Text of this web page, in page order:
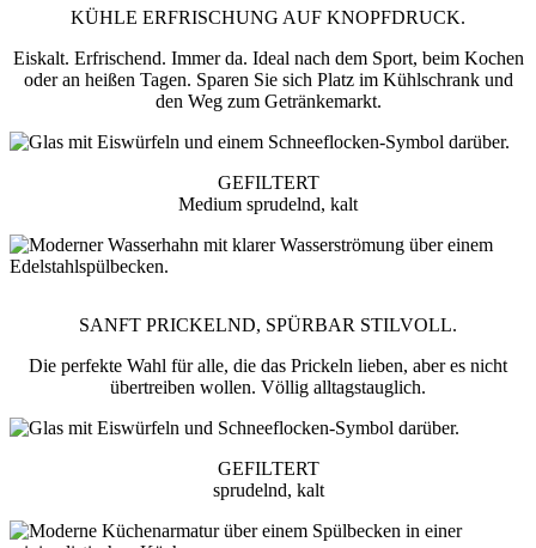
KÜHLE ERFRISCHUNG AUF KNOPFDRUCK.
Eiskalt. Erfrischend. Immer da. Ideal nach dem Sport, beim Kochen
oder an heißen Tagen. Sparen Sie sich Platz im Kühlschrank und
den Weg zum Getränkemarkt.
GEFILTERT
Medium sprudelnd, kalt
SANFT PRICKELND, SPÜRBAR STILVOLL.
Die perfekte Wahl für alle, die das Prickeln lieben, aber es nicht
übertreiben wollen. Völlig alltagstauglich.
GEFILTERT
sprudelnd, kalt